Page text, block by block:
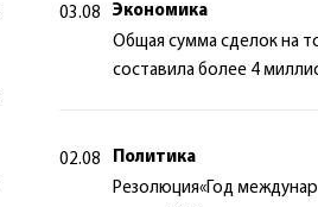
03.08
Экономика
Общая сумма сделок на
составила более 4
02.08
Политика
Резолюция«Год